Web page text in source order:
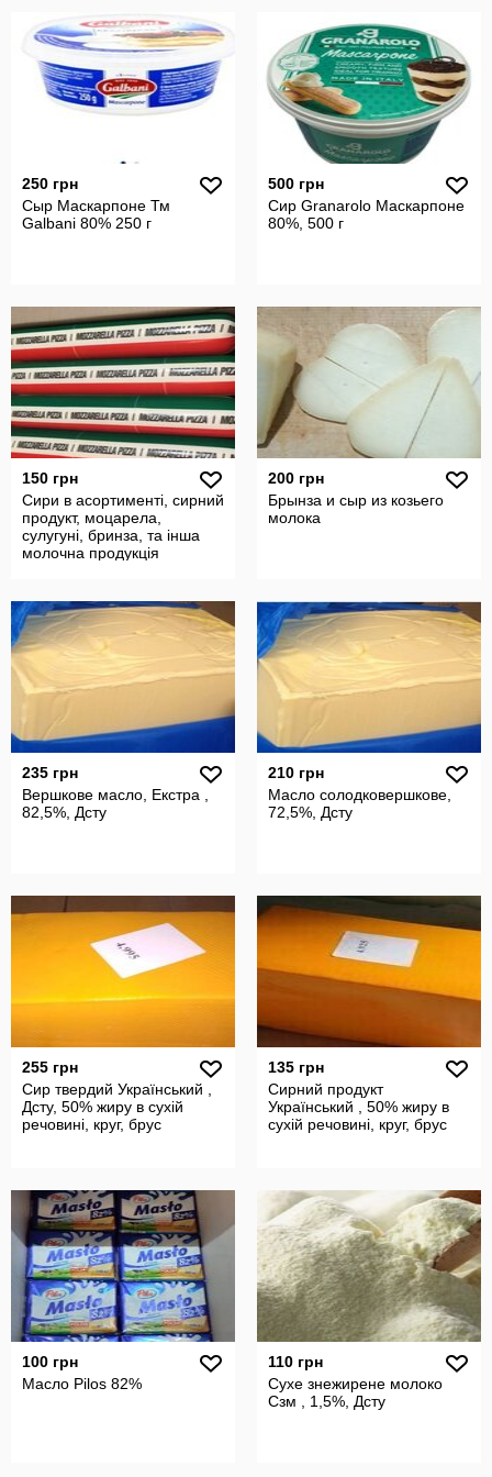
250 грн
Сыр Маскарпоне Тм
Galbani 80% 250 г
500 грн
Сир Granarolo Маскарпоне
80%, 500 г
150 грн
Сири в асортименті, сирний
продукт, моцарела,
сулугуні, бринза, та інша
молочна продукція
200 грн
Брынза и сыр из козьего
молока
235 грн
Вершкове масло, Екстра ,
82,5%, Дсту
210 грн
Масло солодковершкове,
72,5%, Дсту
255 грн
Сир твердий Український ,
Дсту, 50% жиру в сухій
речовині, круг, брус
135 грн
Сирний продукт
Український , 50% жиру в
сухій речовині, круг, брус
100 грн
Масло Pilos 82%
110 грн
Сухе знежирене молоко
Сзм , 1,5%, Дсту